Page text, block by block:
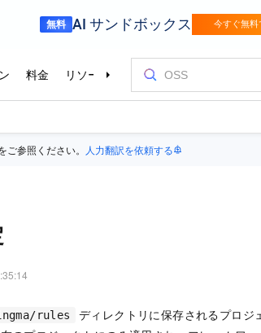
参照ください。 人力翻訳を依頼する
rules
ディレクトリに保存されるプロジ